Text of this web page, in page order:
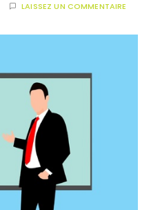
LAISSEZ UN COMMENTAIRE